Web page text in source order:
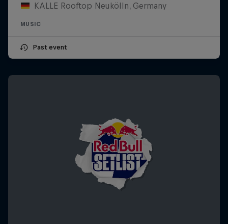
KALLE Rooftop Neukölln, Germany
MUSIC
Past event